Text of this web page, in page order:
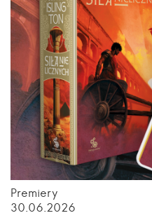
Premiery
30.06.2026